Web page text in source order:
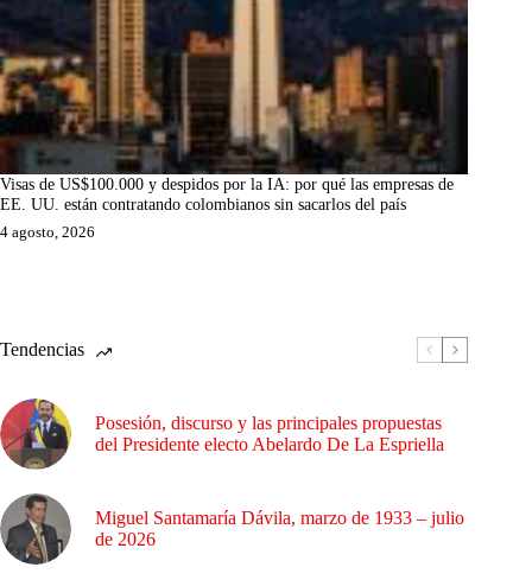
Visas de US$100.000 y despidos por la IA: por qué las empresas de
EE. UU. están contratando colombianos sin sacarlos del país
4 agosto, 2026
Tendencias
Posesión, discurso y las principales propuestas
del Presidente electo Abelardo De La Espriella
Miguel Santamaría Dávila, marzo de 1933 – julio
de 2026